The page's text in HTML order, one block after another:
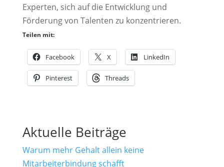
Experten, sich auf die Entwicklung und
Förderung von Talenten zu konzentrieren.
Teilen mit:
Facebook X LinkedIn
Pinterest Threads
Aktuelle Beiträge
Warum mehr Gehalt allein keine
Mitarbeiterbindung schafft